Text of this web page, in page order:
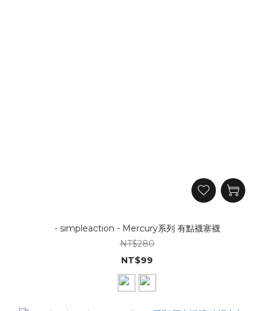
- simpleaction - Mercury系列 有點襪塞襪
NT$280
NT$99